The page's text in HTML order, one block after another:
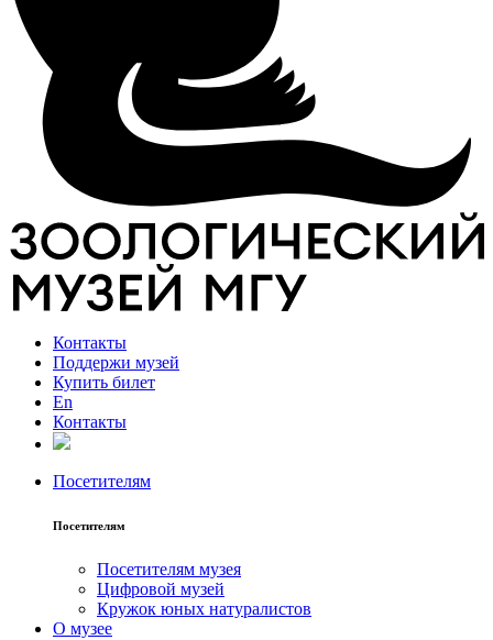
Контакты
Поддержи музей
Купить билет
En
Контакты
Посетителям
Посетителям
Посетителям музея
Цифровой музей
Кружок юных натуралистов
О музее